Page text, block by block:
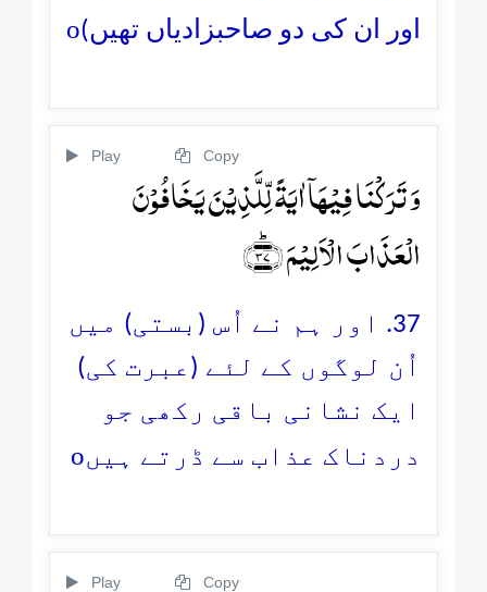
اور ان کی دو صاحبزادیاں تھیں)o
Play Copy
وَ تَرَکۡنَا فِیۡہَاۤ اٰیَۃً لِّلَّذِیۡنَ یَخَافُوۡنَ
الۡعَذَابَ الۡاَلِیۡمَ ﴿ؕ۳۷﴾
37. اور ہم نے اُس (بستی) میں
اُن لوگوں کے لئے (عبرت کی)
ایک نشانی باقی رکھی جو
دردناک عذاب سے ڈرتے ہیںo
Play Copy